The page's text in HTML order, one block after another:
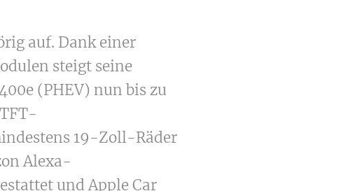
auf. Dank einer
steigt seine
(PHEV) nun bis zu
19-Zoll-Räder
Alexa-
und Apple Car